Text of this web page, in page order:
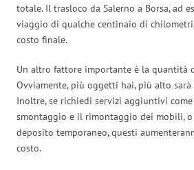
totale. Il trasloco da Salerno a Borsa, ad
viaggio di qualche centinaio di
costo finale.
Un altro fattore importante è la quantità
Ovviamente, più oggetti hai, più alto
Inoltre, se richiedi servizi aggiuntivi
smontaggio e il rimontaggio dei mobili,
deposito temporaneo, questi
costo.